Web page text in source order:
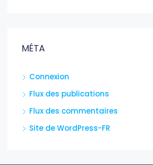
MÉTA
Connexion
Flux des publications
Flux des commentaires
Site de WordPress-FR